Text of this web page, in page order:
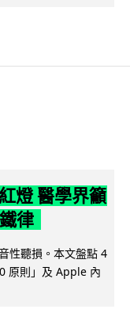
燈 醫學界籲
律
性聽損。本文盤點 4
原則」及 Apple 內